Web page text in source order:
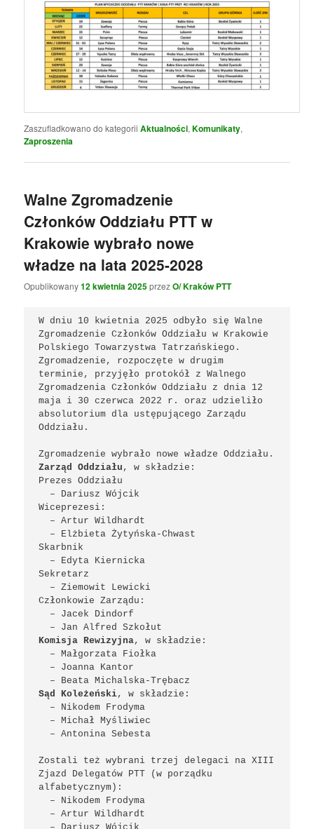
Zaszufladkowano do kategorii Aktualności,Komunikaty,
Zaproszenia
Walne Zgromadzenie
Członków Oddziału PTT w
Krakowie wybrało nowe
władze na lata 2025-2028
Opublikowany12 kwietnia 2025przezO/ Kraków PTT
W dniu 10 kwietnia 2025 odbyło się Walne
Zgromadzenie Członków Oddziału w Krakowie
Polskiego Towarzystwa Tatrzańskiego.
Zgromadzenie, rozpoczęte w drugim
terminie, przyjęło protokół z Walnego
Zgromadzenia Członków Oddziału z dnia 12
maja i 30 czerwca 2022 r. oraz udzieliło
absolutorium dla ustępującego Zarządu
Oddziału.
Zarząd Oddziału , w składzie:
Prezes Oddziału
Wiceprezesi:
Skarbnik
Sekretarz
Członkowie Zarządu:
Komisja Rewizyjna, w składzie:
Sąd Koleżeński, w składzie:
Zostali też wybrani trzej delegaci na XIII
Zjazd Delegatów PTT (w porządku
alfabetycznym):